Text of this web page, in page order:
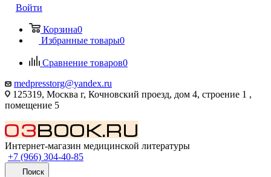
Войти
Корзина0
Избранные товары0
Сравнение товаров0
medpresstorg@yandex.ru
125319, Москва г, Кочновский проезд, дом 4, строение 1 ,
помещение 5
Интернет-магазин медицинской литературы
+7 (966) 304-40-85
Поиск